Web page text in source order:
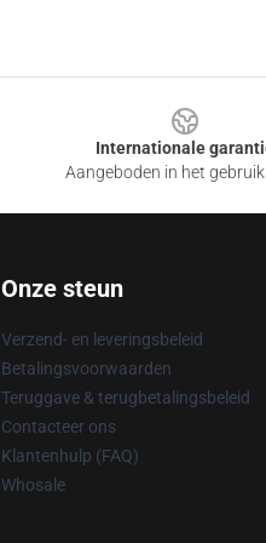
Internationale
Aangeboden in het
Onze steun
Verzend- en leveringsbeleid
Betalingsvoorwaarden
Teruggave & terugbetalingsbeleid
Contacteer ons
Klantenhulp (FAQ)
Whosale